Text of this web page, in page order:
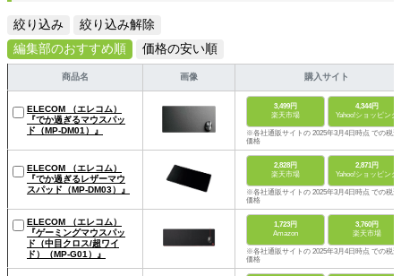
絞り込み
絞り込み解除
編集部のおすすめ順
価格の安い順
商品名 画像 購入サイト
ELECOM （エレコム）
『でか過ぎるマウスパッ
ド（MP-DM01）』
3,499円
楽天市場
4,344円
Yahoo!ショッピング
※各社通販サイトの 2025年3月4日時点 での税込
価格
ELECOM （エレコム）
『でか過ぎるレザーマウ
スパッド（MP-DM03）』
2,828円
楽天市場
2,871円
Yahoo!ショッピング
※各社通販サイトの 2025年3月4日時点 での税込
価格
ELECOM （エレコム）
『ゲーミングマウスパッ
ド（中目クロス/超ワイ
ド）（MP-G01）』
1,723円
Amazon
3,760円
楽天市場
※各社通販サイトの 2025年3月4日時点 での税込
価格